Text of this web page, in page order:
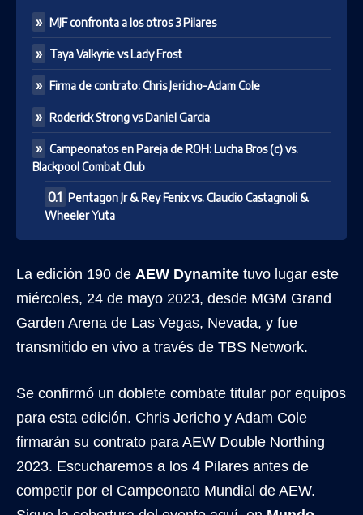
MJF confronta a los otros 3 Pilares
Taya Valkyrie vs Lady Frost
Firma de contrato: Chris Jericho-Adam Cole
Roderick Strong vs Daniel Garcia
Campeonatos en Pareja de ROH: Lucha Bros (c) vs.
Blackpool Combat Club
Pentagon Jr & Rey Fenix vs. Claudio Castagnoli &
Wheeler Yuta
La edición 190 de AEW Dynamite tuvo lugar este
miércoles, 24 de mayo 2023, desde MGM Grand
Garden Arena de Las Vegas, Nevada, y fue
transmitido en vivo a través de TBS Network.
Se confirmó un doblete combate titular por equipos
para esta edición. Chris Jericho y Adam Cole
firmarán su contrato para AEW Double Northing
2023. Escucharemos a los 4 Pilares antes de
competir por el Campeonato Mundial de AEW.